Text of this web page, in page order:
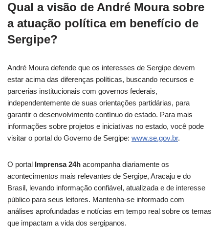
Qual a visão de André Moura sobre
a atuação política em benefício de
Sergipe?
André Moura defende que os interesses de Sergipe devem
estar acima das diferenças políticas, buscando recursos e
parcerias institucionais com governos federais,
independentemente de suas orientações partidárias, para
garantir o desenvolvimento contínuo do estado. Para mais
informações sobre projetos e iniciativas no estado, você pode
visitar o portal do Governo de Sergipe: www.se.gov.br.
O portal Imprensa 24h acompanha diariamente os
acontecimentos mais relevantes de Sergipe, Aracaju e do
Brasil, levando informação confiável, atualizada e de interesse
público para seus leitores. Mantenha-se informado com
análises aprofundadas e notícias em tempo real sobre os temas
que impactam a vida dos sergipanos.